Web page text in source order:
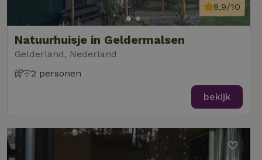
Natuurhuisje in Geldermalsen
Gelderland, Nederland
8,9/10
2 personen
bekijk